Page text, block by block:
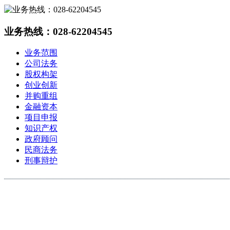
业务热线：028-62204545
业务范围
公司法务
股权构架
创业创新
并购重组
金融资本
项目申报
知识产权
政府顾问
民商法务
刑事辩护